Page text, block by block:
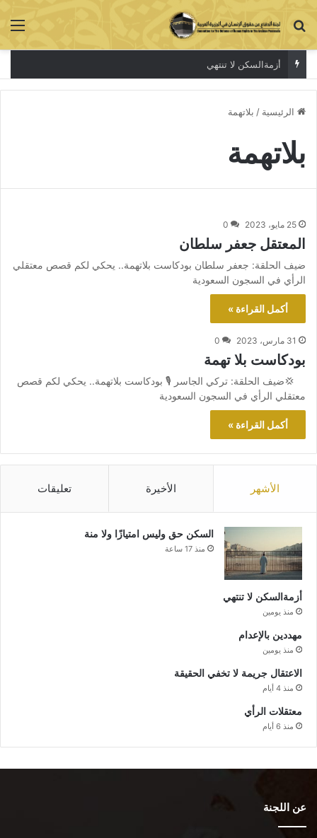
بحث عن
أزمةالسكن لا تنتهي
الرئيسية / بلاتهمة
بلاتهمة
25 مايو، 2023 0
المعتقل جعفر سلطان
ضيف الحلقة: جعفر سلطان بودكاست بلاتهمة.. يحكي لكم قصص معتقلي
الرأي في السجون السعودية
أكمل القراءة »
31 مارس، 2023 0
بودكاست بلا تهمة
💢ضيف الحلقة: تركي الجاسر 🎙 بودكاست بلاتهمة.. يحكي لكم قصص
معتقلي الرأي في السجون السعودية
أكمل القراءة »
الأشهر الأخيرة تعليقات
السكن حق وليس امتيازًا ولا منة
منذ 17 ساعة
أزمةالسكن لا تنتهي
منذ يومين
مهددين بالإعدام
منذ يومين
الاعتقال جريمة لا تخفي الحقيقة
منذ 4 أيام
معتقلات الرأي
منذ 6 أيام
عن اللجنة